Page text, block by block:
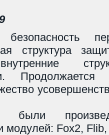
структура
Продолжается
были
модулей: Fox2,